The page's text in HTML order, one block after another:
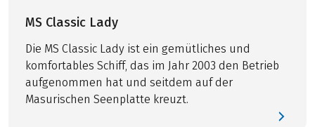
MS Classic Lady
Die MS Classic Lady ist ein gemütliches und
komfortables Schiff, das im Jahr 2003 den Betrieb
aufgenommen hat und seitdem auf der
Masurischen Seenplatte kreuzt.